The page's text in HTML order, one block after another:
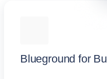
Blueground for